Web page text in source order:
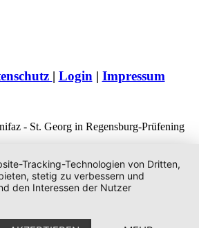
| Login| Impressum
- St. Georg in Regensburg-Prüfening
Tracking-Technologien von Dritten,
stetig zu verbessern und
den Interessen der Nutzer